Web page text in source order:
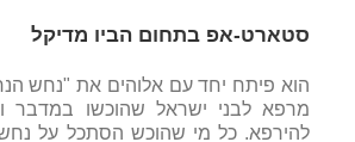
סטארט-אפ בתחום הביו מדיקל
הוא פיתח יחד עם אלוהים את "נחש
מרפא לבני ישראל שהוכשו במדבר
להירפא. כל מי שהוכש הסתכל על